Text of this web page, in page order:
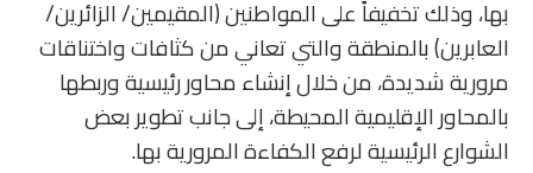
بها، وذلك تخفيفاً على المواطنين (المقيمين/ الزائرين/
العابرين) بالمنطقة والتي تعاني من كثافات واختناقات
مرورية شديدة، من خلال إنشاء محاور رئيسية وربطها
بالمحاور الإقليمية المحيطة، إلى جانب تطوير بعض
الشوارع الرئيسية لرفع الكفاءة المرورية بها.